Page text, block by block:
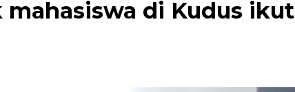
mahasiswa di Kudus ikut